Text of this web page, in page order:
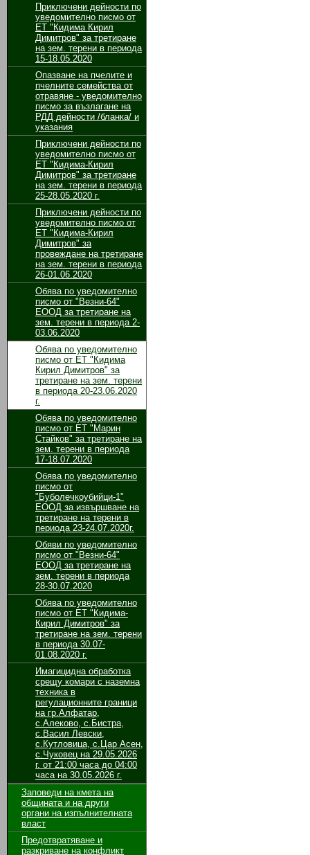
Приключени дейности по
уведомително писмо от
ЕТ "Кидима Кирил
Димитров" за третиране
на зем. терени в периода
15-18.05.2020
Опазване на пчелите и
пчелните семейства от
отравяне - уведомително
писмо за възлагане на
РДД дейности /бланка/ и
указания
Приключени дейности по
уведомително писмо от
ЕТ "Кидима-Кирил
Димитров" за третиране
на зем. терени в периода
25-28.05.2020 г.
Приключени дейности по
уведомително писмо от
ЕТ "Кидима-Кирил
Димитров" за
провеждане на третиране
на зем. терени в периода
26-01.06.2020
Обява по уведомително
писмо от "Везни-64"
ЕООД за третиране на
зeм. терени в периода 2-
03.06.2020
Обява по уведомително
писмо от ЕТ "Кидима
Кирил Димитров" за
третиране на зем. терени
в периода 20-23.06.2020
г.
Обява по уведомително
писмо от ЕТ "Марин
Стайков" за третиране на
зем. терени в периода
17-18.07.2020
Обява по уведомително
писмо от
"Буболечкоубийци-1"
ЕООД за извършване на
третиране на терени в
периода 23-24.07.2020г.
Обяви по уведомително
писмо от "Везни-64"
ЕООД за третиране на
зем. терени в периода
28-30.07.2020
Обява по уведомително
писмо от ЕТ "Кидима-
Кирил Димитров" за
третиране на зем. терени
в периода 30.07-
01.08.2020 г.
Имагицидна обработка
срещу комари с наземна
техника в
регулационните граници
на гр.Алфатар,
с.Алеково, с.Бистра,
с.Васил Левски,
с.Кутловица, с.Цар Асен,
с.Чуковец на 29.05.2026
г. от 21:00 часа до 04:00
часа на 30.05.2026 г.
Заповеди на кмета на
общината и на други
органи на изпълнителната
власт
Предотвратяване и
разкриване на конфликт